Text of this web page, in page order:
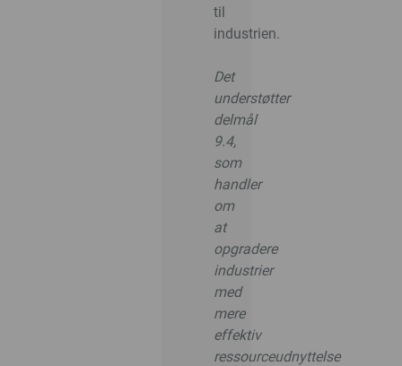
til
industrien.
Det
understøtter
delmål
9.4,
som
handler
om
at
opgradere
industrier
med
mere
effektiv
ressourceudnyttelse